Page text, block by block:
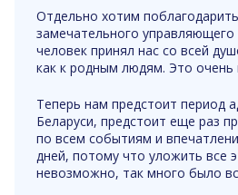
Отдельно хотим
замечательного
человек принял нас со всей
как к родным людям. Это
Теперь нам предстоит период
Беларуси, предстоит еще раз
по всем событиям и
дней, потому что уложить все
невозможно, так много было